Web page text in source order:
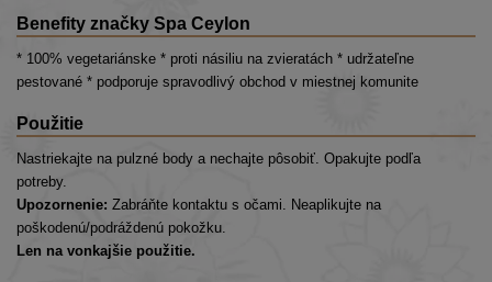
Benefity značky Spa Ceylon
* 100% vegetariánske * proti násiliu na zvieratách * udržateľne
pestované * podporuje spravodlivý obchod v miestnej komunite
Použitie
Nastriekajte na pulzné body a nechajte pôsobiť. Opakujte podľa
potreby.
Upozornenie: Zabráňte kontaktu s očami. Neaplikujte na
poškodenú/podráždenú pokožku.
Len na vonkajšie použitie.